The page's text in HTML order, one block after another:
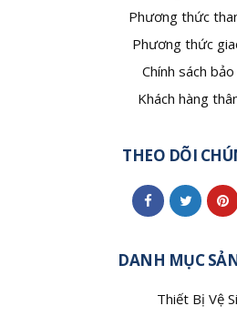
Phương thức
Phương thức
Chính sách bảo
Khách hàng
THEO DÕI
DANH MỤC
Thiết Bị Vệ